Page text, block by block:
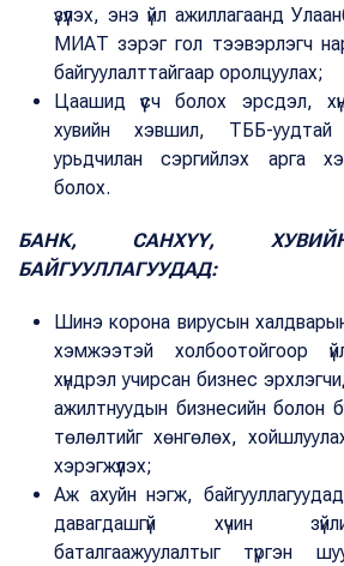
үзүүлэх, энэ үйл ажиллагаанд
МИАТ зэрэг гол тээвэрлэгч
байгуулалттайгаар оролцуулах;
Цаашид үүсч болох эрсдэл,
хувийн хэвшил, ТББ-
урьдчилан сэргийлэх арга
болох.
БАНК, САНХҮҮ,
БАЙГУУЛЛАГУУДАД:
Шинэ корона вирусын
хэмжээтэй холбоотойгоор
хүндрэл учирсан бизнес
ажилтнуудын бизнесийн болон
төлөлтийг хөнгөлөх,
хэрэгжүүлэх;
Аж ахуйн нэгж,
давагдашгүй хүчин
баталгаажуулалтыг түргэн